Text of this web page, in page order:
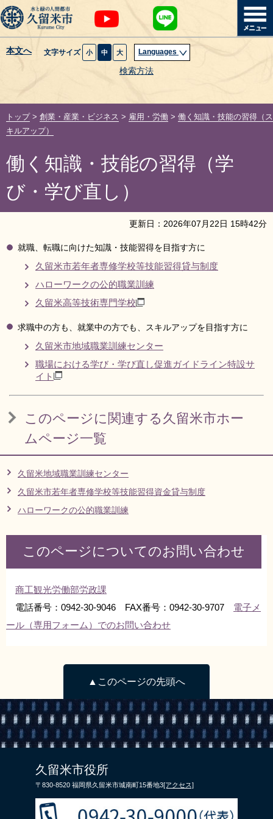
本文へ 文字サイズ 小 中 大 Languages
検索方法
暮らし・届出
健康・医療・福祉
観光魅力・イベント
創業・産業・ビジネス
サイトマップ 組織から探す
リンク集 利用ガイド
トップ> 創業・産業・ビジネス > 雇用・労働 > 働く知識・技能の習得（ス
キルアップ）
働く知識・技能の習得（学
び・学び直し）
更新日： 2026年07 月 22日 15時42分
就職、転職に向けた知識・技能習得を目指す方に
久留米市若年者専修学校等技能習得貸与制度
ハローワークの公的職業訓練
久留米高等技術専門学校
求職中の方も、就業中の方でも、スキルアップを目指す方に
久留米市地域職業訓練センター
職場における学び・学び直し促進ガイドライン特設サ
イト
このページに関連する久留米市ホー
ムページ一覧
久留米地域職業訓練センター
久留米市若年者専修学校等技能習得資金貸与制度
ハローワークの公的職業訓練
このページについてのお問い合わせ
商工観光労働部労政課
電話番号：0942-30-9046 FAX番号：0942-30-9707 電子メ
ール（専用フォーム）でのお問い合わせ
▲このページの先頭へ
久留米市役所
〒830-8520 福岡県久留米市城南町15番地3[アクセス]